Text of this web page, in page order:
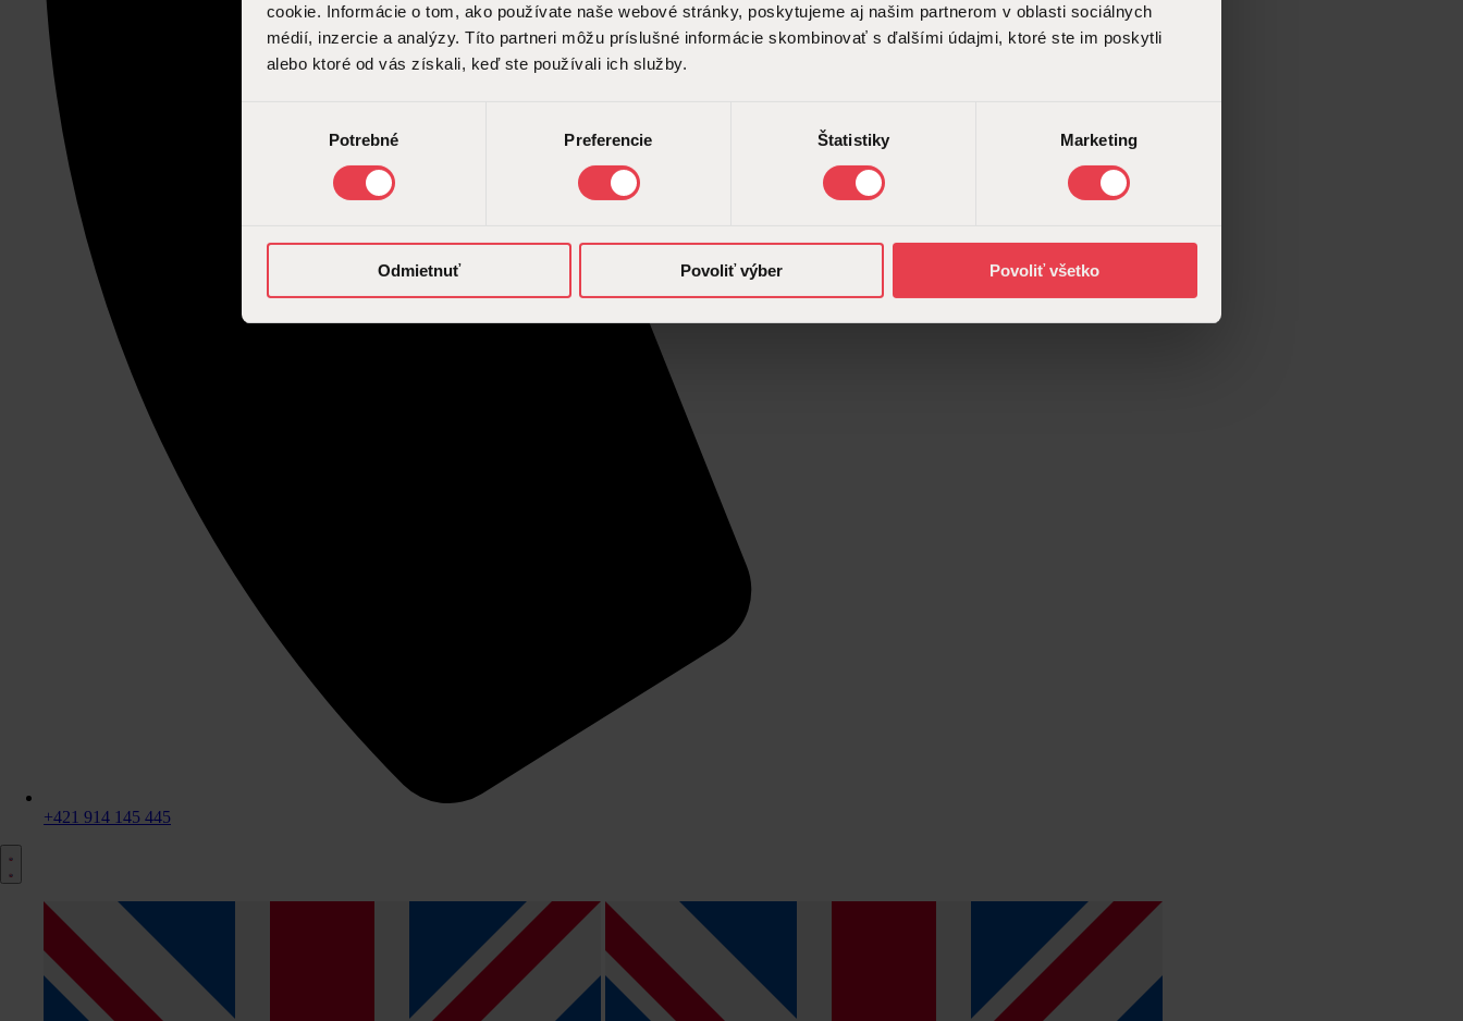
cookie. Informácie o tom, ako používate naše webové stránky, poskytujeme aj našim partnerom v oblasti sociálnych
médií, inzercie a analýzy. Títo partneri môžu príslušné informácie skombinovať s ďalšími údajmi, ktoré ste im poskytli
alebo ktoré od vás získali, keď ste používali ich služby.
Potrebné Preferencie Štatistiky Marketing
Odmietnuť Povoliť výber Povoliť všetko
+421 914 145 445